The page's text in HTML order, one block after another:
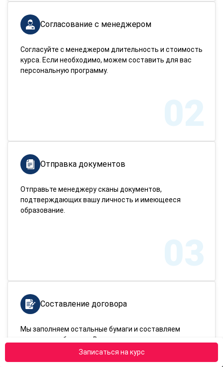
Записаться на курс
Согласование с менеджером
Согласуйте с менеджером длительность и стоимость
курса. Если необходимо, можем составить для вас
персональную программу.
02
Отправка документов
Отправьте менеджеру сканы документов,
подтверждающих вашу личность и имеющееся
образование.
03
Составление договора
Мы заполняем остальные бумаги и составляем
договор на обучение. Вам нужно только подписать
готовый договор и оплатить курс.